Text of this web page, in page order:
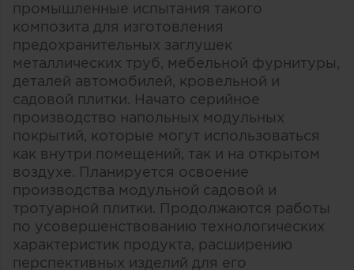
промышленные испытания такого
композита для изготовления
предохранительных заглушек
металлических труб, мебельной фурнитуры,
деталей автомобилей, кровельной и
садовой плитки. Начато серийное
производство напольных модульных
покрытий, которые могут использоваться
как внутри помещений, так и на открытом
воздухе. Планируется освоение
производства модульной садовой и
тротуарной плитки. Продолжаются работы
по усовершенствованию технологических
характеристик продукта, расширению
перспективных изделий для его